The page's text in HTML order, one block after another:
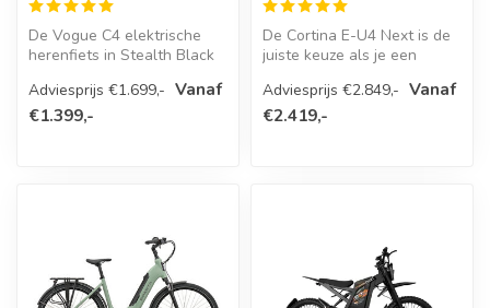
De Vogue C4 elektrische
herenfiets in Stealth Black
va...
Adviesprijs €1.699,- Vanaf
€1.399,-
De Cortina E-U4 Next is de
juiste keuze als je een
tra...
Adviesprijs €2.849,- Vanaf
€2.419,-